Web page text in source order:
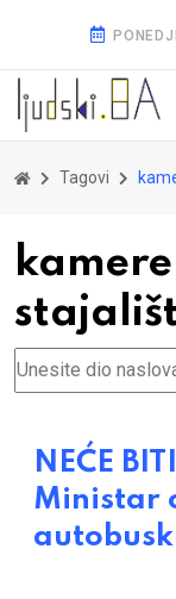
Tagovi
Unesite dio naslova
NEĆE
Ministar